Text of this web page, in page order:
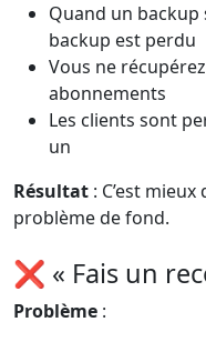
Quand un backup
backup est perdu
Vous ne
abonnements
Les clients sont
un
Résultat : C’est
problème de fond.
❌ « Fais un
Problème :